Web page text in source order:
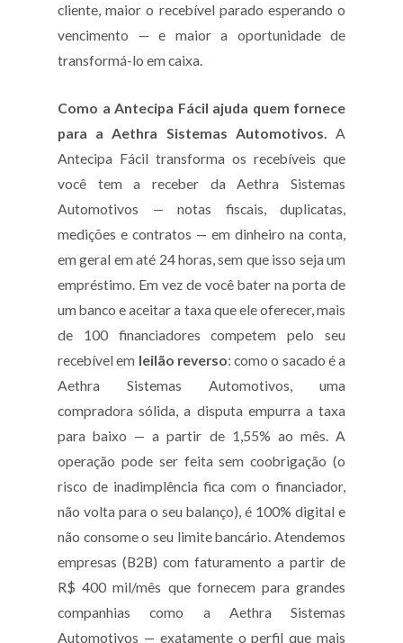
cliente, maior o recebível parado esperando o
vencimento — e maior a oportunidade de
transformá-lo em caixa.
Como a Antecipa Fácil ajuda quem fornece
para a Aethra Sistemas Automotivos. A
Antecipa Fácil transforma os recebíveis que
você tem a receber da Aethra Sistemas
Automotivos — notas fiscais, duplicatas,
medições e contratos — em dinheiro na conta,
em geral em até 24 horas, sem que isso seja um
empréstimo. Em vez de você bater na porta de
um banco e aceitar a taxa que ele oferecer, mais
de 100 financiadores competem pelo seu
recebível em leilão reverso: como o sacado é a
Aethra Sistemas Automotivos, uma
compradora sólida, a disputa empurra a taxa
para baixo — a partir de 1,55% ao mês. A
operação pode ser feita sem coobrigação (o
risco de inadimplência fica com o financiador,
não volta para o seu balanço), é 100% digital e
não consome o seu limite bancário. Atendemos
empresas (B2B) com faturamento a partir de
R$ 400 mil/mês que fornecem para grandes
companhias como a Aethra Sistemas
Automotivos — exatamente o perfil que mais